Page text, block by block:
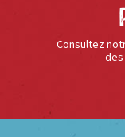
Consultez
des